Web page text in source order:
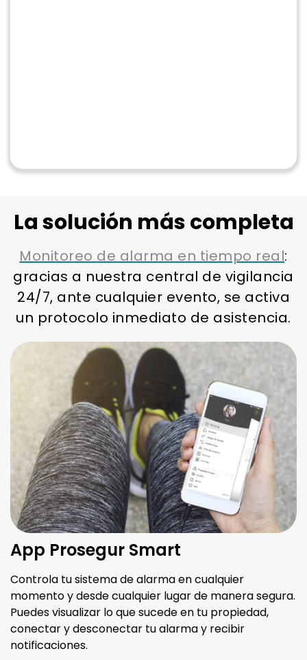
La solución más completa
Monitoreo de alarma en tiempo real:
gracias a nuestra central de vigilancia
24/7, ante cualquier evento, se activa
un protocolo inmediato de asistencia.
App Prosegur Smart
Controla tu sistema de alarma en cualquier
momento y desde cualquier lugar de manera segura.
Puedes visualizar lo que sucede en tu propiedad,
conectar y desconectar tu alarma y recibir
notificaciones.